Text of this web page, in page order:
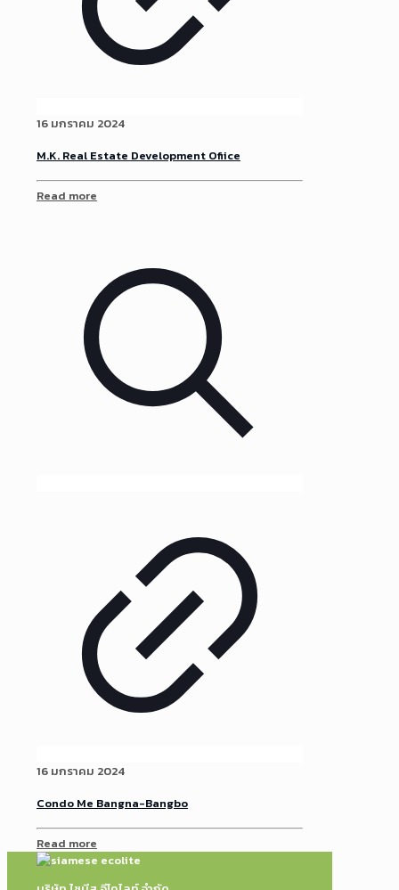
16 มกราคม 2024
M.K. Real Estate Development Ofiice
Read more
16 มกราคม 2024
Condo Me Bangna-Bangbo
Read more